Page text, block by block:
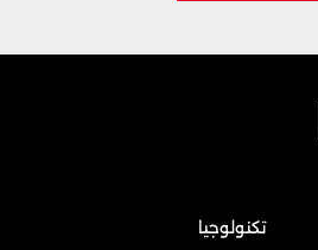
تكنولوجيا